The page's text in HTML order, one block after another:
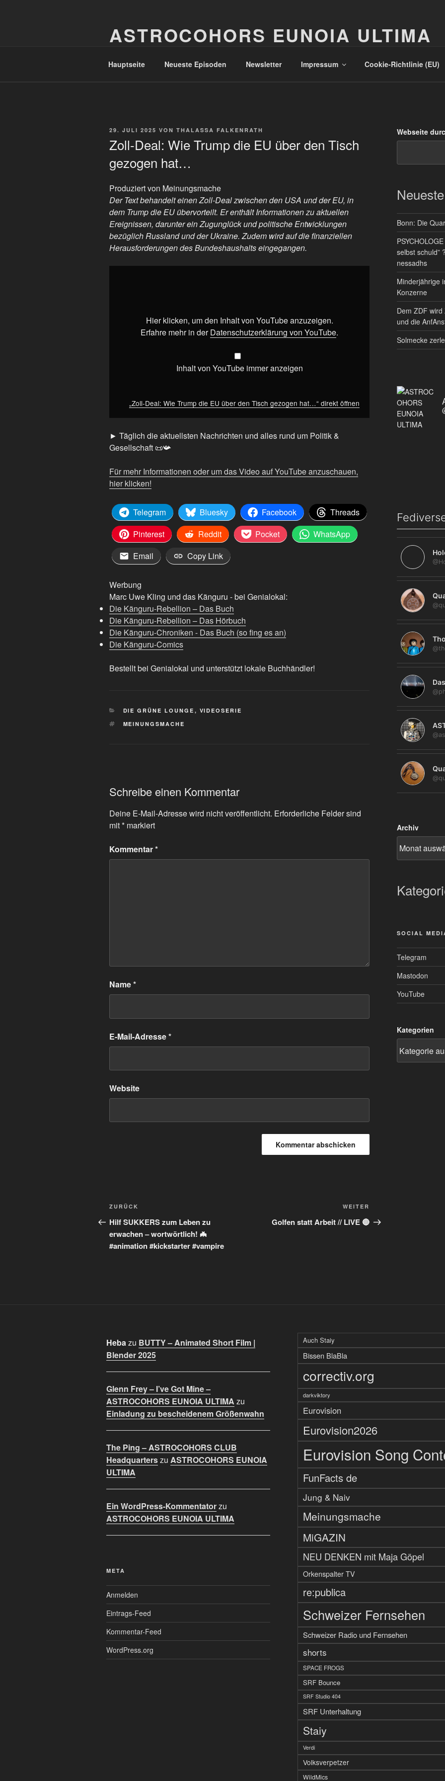
ASTROCOHORS EUNOIA ULTIMA
Hauptseite Neueste Episoden Newsletter Impressum Cookie-Richtlinie (EU)
VERÖFFENTLICHT
29. JULI 2025 VON THALASSA FALKENRATH
Zoll-Deal: Wie Trump die EU über den Tisch
gezogen hat…
Produziert von Meinungsmache
Der Text behandelt einen Zoll-Deal zwischen den USA und der EU, in
dem Trump die EU übervorteilt. Er enthält Informationen zu aktuellen
Ereignissen, darunter ein Zugunglück und politische Entwicklungen
bezüglich Russland und der Ukraine. Zudem wird auf die finanziellen
Herausforderungen des Bundeshaushalts eingegangen.
Hier klicken, um den Inhalt von YouTube anzuzeigen.
Erfahre mehr in derDatenschutzerklärung von YouTube.
Inhalt von YouTube immer anzeigen
„Zoll-Deal: Wie Trump die EU über den Tisch gezogen hat…“ direkt öffnen
► Täglich die aktuellsten Nachrichten und alles rund um Politik &
Gesellschaft 📜📯
Für mehr Informationen oder um das Video auf YouTube anzuschauen,
hier klicken!
Telegram Bluesky Facebook
Threads
Pinterest
Reddit Pocket
WhatsApp
Email
Copy Link
Werbung
Marc Uwe Kling und das Känguru - bei Genialokal:
Die Känguru-Rebellion – Das Buch
Die Känguru-Rebellion – Das Hörbuch
Die Känguru-Chroniken - Das Buch (so fing es an)
Die Känguru-Comics
Bestellt bei Genialokal und unterstützt lokale Buchhändler!
KATEGORIEN
DIE GRÜNE LOUNGE , VIDEOSERIE
SCHLAGWÖRTER
MEINUNGSMACHE
Schreibe einen Kommentar
Deine E-Mail-Adresse wird nicht veröffentlicht. Erforderliche Felder sind
mit* markiert
Kommentar*
Name*
E-Mail-Adresse*
Website
Beitragsnavigation
Vorheriger
Beitrag
ZURÜCK
Hilf SUKKERS zum Leben zu
erwachen – wortwörtlich! 🦇
#animation #kickstarter #vampire
Beitrag
WEITER
Golfen statt Arbeit // LIVE 🔴
Webseite
Bonn: Die
selbst schuld”
nessadhs
Minderjährige
Konzerne
Dem ZDF
und die
Solmecke
Archiv
SOCIAL
Telegram
Mastodon
YouTube
Kategorien
Hebazu BUTTY – Animated Short Film |
Blender 2025
Glenn Frey – I’ve Got Mine –
ASTROCOHORS EUNOIA ULTIMA zu
Einladung zu bescheidenem Größenwahn
The Ping – ASTROCOHORS CLUB
Headquarterszu ASTROCOHORS EUNOIA
ULTIMA
Ein WordPress-Kommentatorzu
ASTROCOHORS EUNOIA ULTIMA
META
Anmelden
Eintrags-Feed
Kommentar-Feed
WordPress.org
Auch Staiy
Bissen BlaBla
correctiv.org
darkviktory
Eurovision
Eurovision2026
Eurovision Song
FunFacts de
Jung & Naiv
Meinungsmache
MiGAZIN
NEU DENKEN mit Maja Göpel
Orkenspalter TV
re:publica
Schweizer Fernsehen
Schweizer Radio und Fernsehen
shorts
SPACE FROGS
SRF Bounce
SRF Studio 404
SRF Unterhaltung
Staiy
Verdi
Volksverpetzer
WildMics